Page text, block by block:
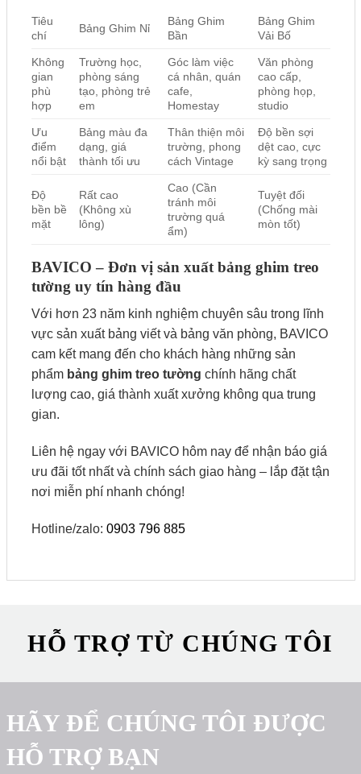
Tiêu
chí
Bảng Ghim Nỉ
Bảng Ghim
Bần
Bảng Ghim
Vải Bố
Không
gian
phù
hợp
Trường học,
phòng sáng
tạo, phòng trẻ
em
Góc làm việc
cá nhân, quán
cafe,
Homestay
Văn phòng
cao cấp,
phòng họp,
studio
Ưu
điểm
nổi bật
Bảng màu đa
dạng, giá
thành tối ưu
Thân thiện môi
trường, phong
cách Vintage
Độ bền sợi
dệt cao, cực
kỳ sang trọng
Độ
bền bề
mặt
Rất cao
(Không xù
lông)
Cao (Cần
tránh môi
trường quá
ẩm)
Tuyệt đối
(Chống mài
mòn tốt)
BAVICO – Đơn vị sản xuất bảng ghim treo
tường uy tín hàng đầu
Với hơn 23 năm kinh nghiệm chuyên sâu trong lĩnh
vực sản xuất bảng viết và bảng văn phòng, BAVICO
cam kết mang đến cho khách hàng những sản
phẩm bảng ghim treo tường chính hãng chất
lượng cao, giá thành xuất xưởng không qua trung
gian.
Liên hệ ngay với BAVICO hôm nay để nhận báo giá
ưu đãi tốt nhất và chính sách giao hàng – lắp đặt tận
nơi miễn phí nhanh chóng!
Hotline/zalo: 0903 796 885
HỖ TRỢ TỪ CHÚNG TÔI
HÃY ĐỂ CHÚNG TÔI ĐƯỢC
HỖ TRỢ BẠN